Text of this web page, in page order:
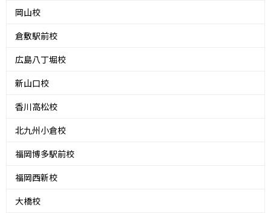
岡山校
倉敷駅前校
広島八丁堀校
新山口校
香川高松校
北九州小倉校
福岡博多駅前校
福岡西新校
大橋校